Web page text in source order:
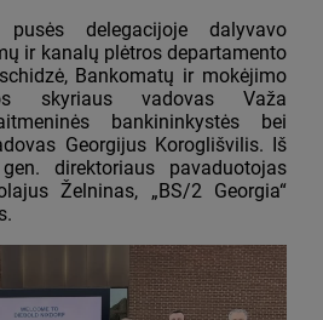
delegacijoje dalyvavo
ir kanalų plėtros departamento
Bankomatų ir mokėjimo
skyriaus vadovas Važa
bankininkystės bei
Georgijus Koroglišvilis. Iš
direktoriaus pavaduotojas
Želninas, „BS/2 Georgia“